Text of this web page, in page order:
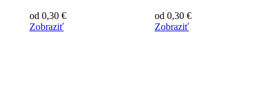
od 0,30 €
Zobraziť
od 0,30 €
Zobraziť